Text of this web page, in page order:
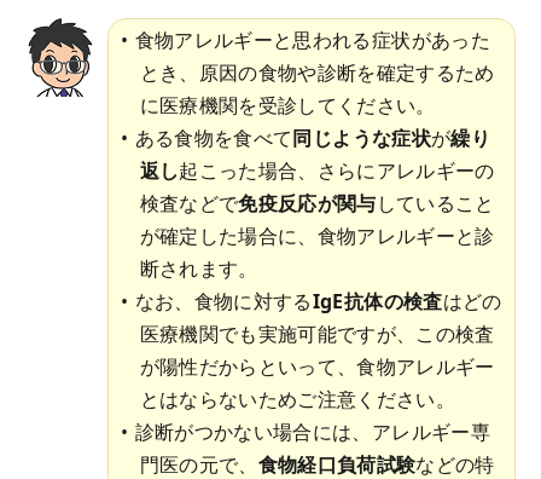
食物アレルギーと思われる症状があった
とき、原因の食物や診断を確定するため
に医療機関を受診してください。
ある食物を食べて同じような症状が繰り
返し起こった場合、さらにアレルギーの
検査などで免疫反応が関与していること
が確定した場合に、食物アレルギーと診
断されます。
なお、食物に対するIgE抗体の検査はどの
医療機関でも実施可能ですが、この検査
が陽性だからといって、食物アレルギー
とはならないためご注意ください。
診断がつかない場合には、アレルギー専
門医の元で、 食物経口負荷試験などの特